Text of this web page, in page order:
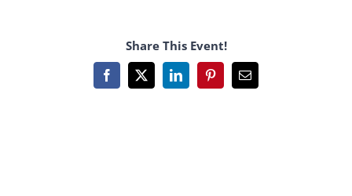
Share This Event!
Facebook
X LinkedInPinterestEmail